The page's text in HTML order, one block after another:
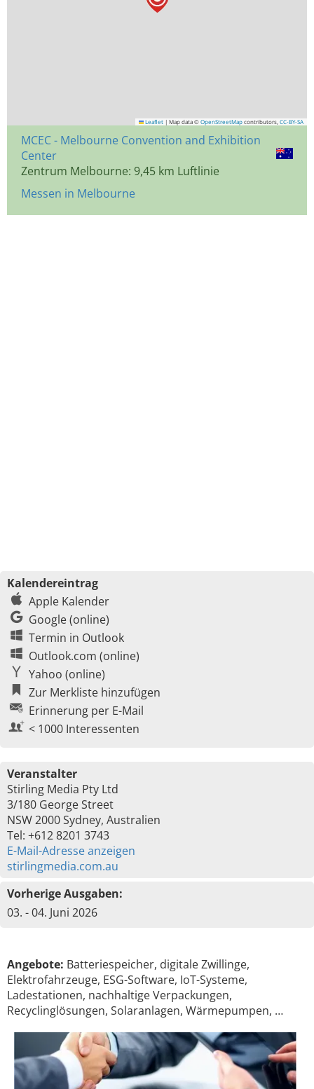
Leaflet | Map data © OpenStreetMap contributors, CC-BY-SA
MCEC - Melbourne Convention and Exhibition
Center
Zentrum Melbourne: 9,45 km Luftlinie
Messen in Melbourne
Kalendereintrag
Apple Kalender
Google (online)
Termin in Outlook
Outlook.com (online)
Yahoo (online)
Zur Merkliste hinzufügen
Erinnerung per E-Mail
< 1000 Interessenten
Veranstalter
Stirling Media Pty Ltd
3/180 George Street
NSW 2000 Sydney, Australien
Tel: +612 8201 3743
E-Mail-Adresse anzeigen
stirlingmedia.com.au
Vorherige Ausgaben:
03. - 04. Juni 2026
Angebote: Batteriespeicher, digitale Zwillinge,
Elektrofahrzeuge, ESG-Software, IoT-Systeme,
Ladestationen, nachhaltige Verpackungen,
Recyclinglösungen, Solaranlagen, Wärmepumpen, …